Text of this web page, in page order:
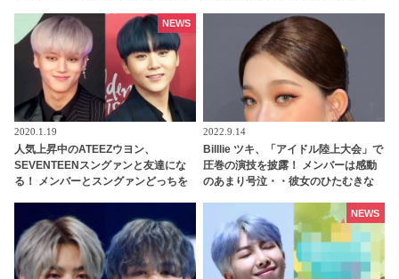
2020.1.19
人気上昇中のATEEZウヨン、
SEVENTEENスングァンと友達にな
る！ メンバーとスングァンどっちを
NEWS
2022.9.14
Billlie ツキ、「アイドル陸上大会」で
圧巻の演技を披露！ メンバーは感動
のあまり号泣・・彼女のひたむきな
NEWS